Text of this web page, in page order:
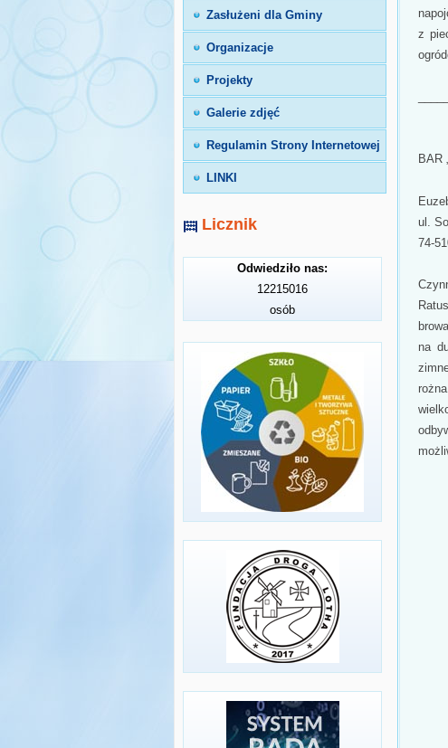
Zasłużeni dla Gminy
Organizacje
Projekty
Galerie zdjęć
Regulamin Strony Internetowej
LINKI
Licznik
Odwiedziło nas:
12215016
osób
z
BAR
ul.
74-
na